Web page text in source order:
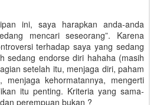
ini, saya harapkan anda-anda
mencari seseorang”. Karena
terhadap saya yang sedang
sedang endorse diri hahaha (masih
setelah itu, menjaga diri, paham
menjaga kehormatannya, mengerti
itu penting. Kriteria yang sama-
perempuan bukan ?